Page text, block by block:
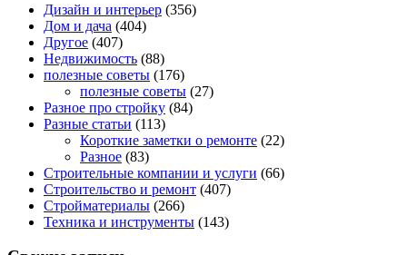
Дизайн и интерьер (356)
Дом и дача (404)
Другое (407)
Недвижимость (88)
полезные советы (176)
полезные советы (27)
Разное про стройку (84)
Разные статьи (113)
Короткие заметки о ремонте (22)
Разное (83)
Строительные компании и услуги (66)
Строительство и ремонт (407)
Стройматериалы (266)
Техника и инструменты (143)